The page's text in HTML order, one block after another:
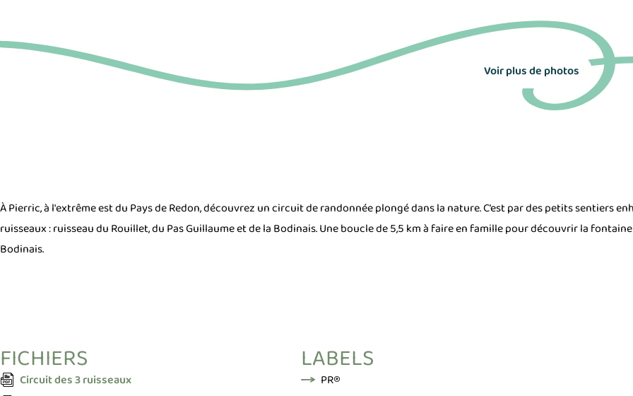
Voir plus de photos
À Pierric, à l'extrême est du Pays de Redon, découvrez un circuit de randonnée plongé dans la nature. C’est par des petits sentiers
ruisseaux : ruisseau du Rouillet, du Pas Guillaume et de la Bodinais. Une boucle de 5,5 km à faire en famille pour découvrir la fontaine
Bodinais.
FICHIERS
Circuit des 3 ruisseaux(S'ouvre dans un nouvel onglet)
LABELS
PR®